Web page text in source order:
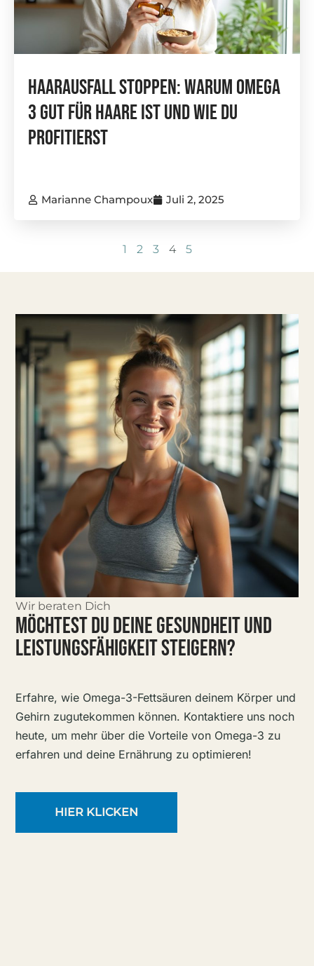
Haarausfall Stoppen: Warum Omega
3 Gut Für Haare Ist Und Wie Du
Profitierst
Marianne Champoux Juli 2, 2025
1 2 3 4 5
Wir beraten Dich
MÖCHTEST DU DEINE GESUNDHEIT UND
LEISTUNGSFÄHIGKEIT STEIGERN?
Erfahre, wie Omega-3-Fettsäuren deinem Körper und
Gehirn zugutekommen können. Kontaktiere uns noch
heute, um mehr über die Vorteile von Omega-3 zu
erfahren und deine Ernährung zu optimieren!
HIER KLICKEN